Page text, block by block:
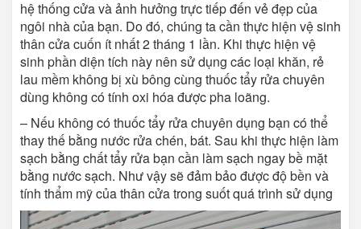
hệ thống cửa và ảnh hưởng trực tiếp đến vẻ đẹp của
ngôi nhà của bạn. Do đó, chúng ta cần thực hiện vệ sinh
thân cửa cuốn ít nhất 2 tháng 1 lần. Khi thực hiện vệ
sinh phần diện tích này nên sử dụng các loại khăn, rẻ
lau mềm không bị xù bông cùng thuốc tẩy rửa chuyên
dùng không có tính oxi hóa được pha loãng.
– Nếu không có thuốc tẩy rửa chuyên dụng bạn có thể
thay thế bằng nước rửa chén, bát. Sau khi thực hiện làm
sạch bằng chất tẩy rửa bạn cần làm sạch ngay bề mặt
bằng nước sạch. Như vậy sẽ đảm bảo được độ bền và
tính thẩm mỹ của thân cửa trong suốt quá trình sử dụng